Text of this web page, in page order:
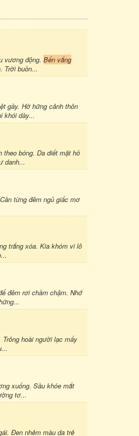
vương động. Bến vắng
Trời buồn...
gầy. Hờ hững cảnh thôn
khói dày...
theo bóng. Da diết mặt hồ
danh...
từng đêm ngủ giấc mơ
trắng xóa. Kia khóm vi lô
đêm rơi chầm chậm. Nhớ
Trông hoài người lạc mấy
xuống. Sầu khóe mắt
tơ...
Đen nhẻm màu da trẻ